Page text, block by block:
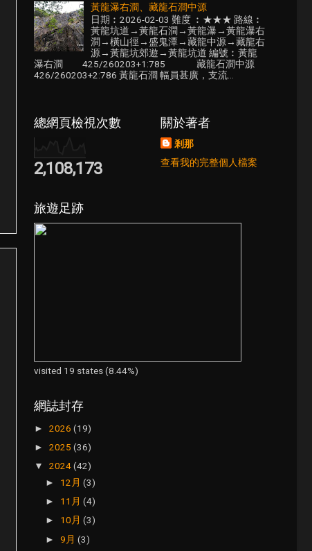
黃龍瀑右澗、藏龍石澗中源
日期︰2026-02-03 難度 ︰★★★ 路線︰
黃龍坑道→黃龍石澗→黃龍瀑→黃龍瀑右
澗→橫山徑→盛鬼潭→藏龍中源→藏龍右
源→黃龍坑郊遊→黃龍坑道 編號︰黃龍
瀑右澗 425/260203+1:785 藏龍石澗中源
426/260203+2:786 黃龍石澗 幅員甚廣，支流...
總網頁檢視次數
2,108,173
關於著者
剎那
查看我的完整個人檔案
旅遊足跡
visited 19 states (8.44%)
網誌封存
► 2026 (19)
► 2025 (36)
▼ 2024(42)
► 12月(3)
► 11月(4)
► 10月(3)
►9月(3)